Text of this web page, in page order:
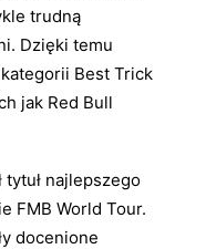
trudną
Dzięki temu
Best Trick
jak Red Bull
tytuł najlepszego
FMB World Tour.
docenione